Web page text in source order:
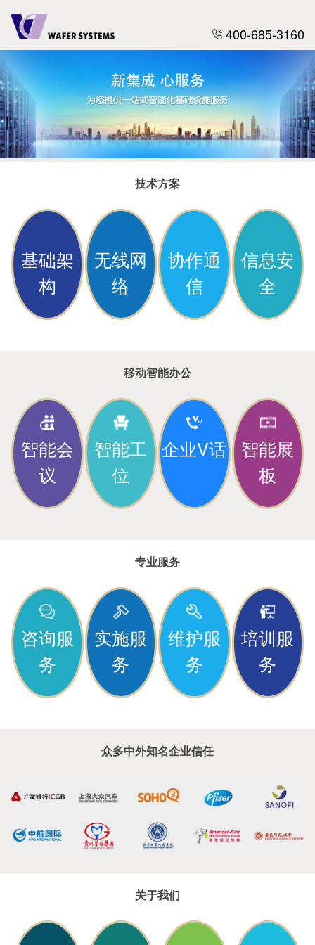
400-685-3160
技术方案
基础架
构
无线网
络
协作通
信
信息安
全
移动智能办公
智能会
议
智能工
位
企业V话
智能展
板
专业服务
咨询服
务
实施服
务
维护服
务
培训服
务
众多中外知名企业信任
关于我们